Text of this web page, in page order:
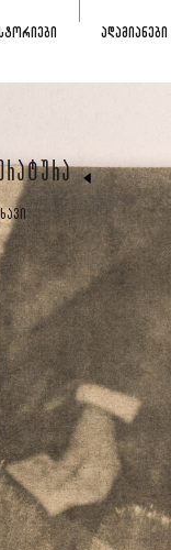
ᲐᲓᲐᲛᲘᲐᲜᲔᲑᲘ